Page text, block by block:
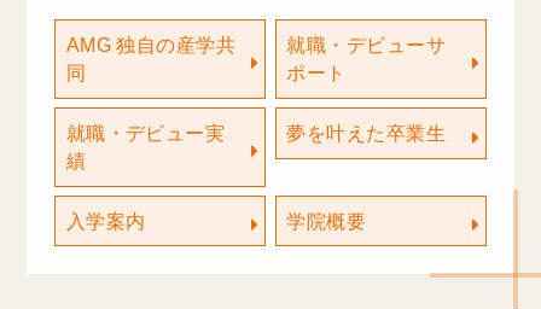
AMG 独自の産学共
同
就職・デビューサ
ポート
就職・デビュー実
績
夢を叶えた卒業生
入学案内 学院概要